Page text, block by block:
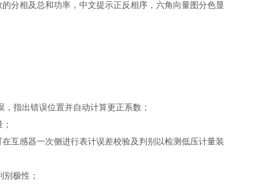
分相及总和功率，中文提示正反相序，六角向量图分色显
指出错误位置并自动计算更正系数；
互感器一次侧进行表计误差校验及判别以检测低压计量装
极性；